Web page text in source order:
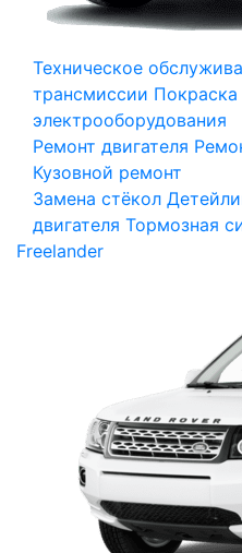
Техническое
трансмиссии Покраска
электрооборудования
Ремонт двигателя
Кузовной ремонт
Замена стёкол
двигателя Тормозная
Freelander